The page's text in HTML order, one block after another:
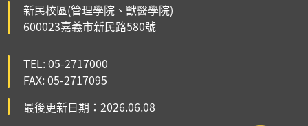
新民校區(管理學院、獸醫學院)
600023嘉義市新民路580號
TEL: 05-2717000
FAX: 05-2717095
最後更新日期：2026.06.08